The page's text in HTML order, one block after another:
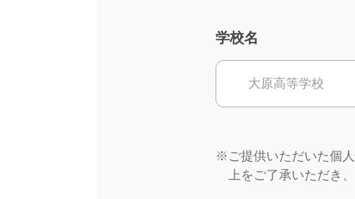
学校名
※ご提供いただいた個
上をご了承いただき